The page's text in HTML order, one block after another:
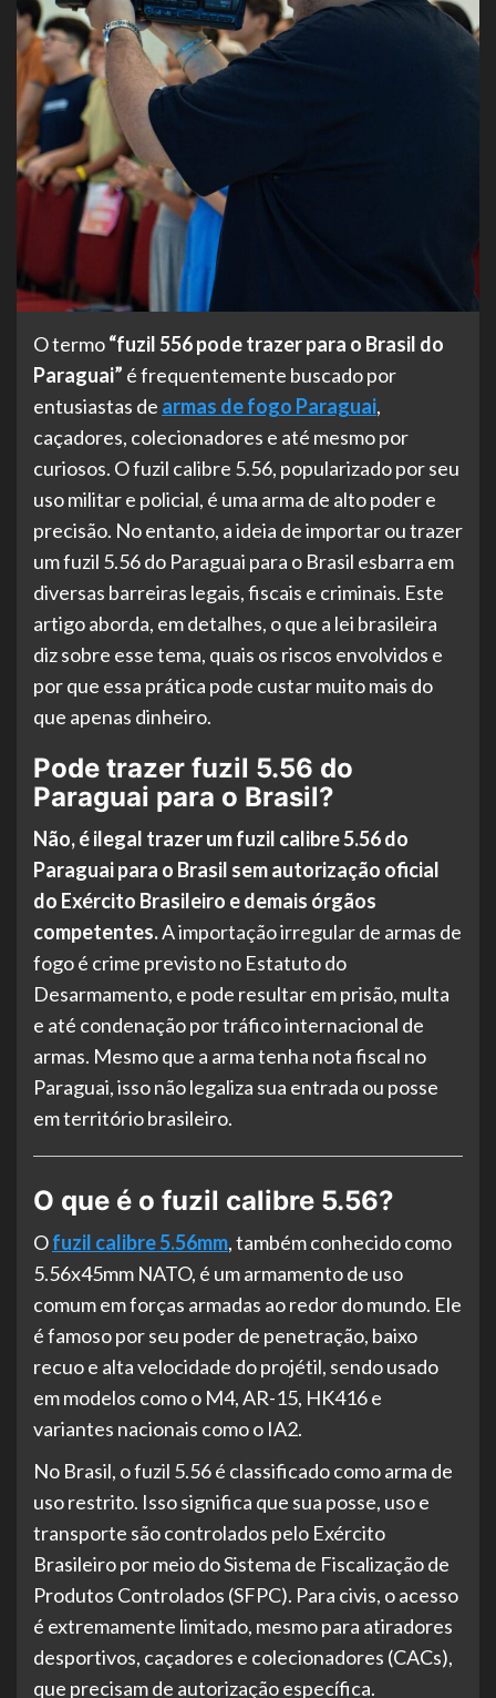
O termo“fuzil 556 pode trazer para o Brasil do
Paraguai” é frequentemente buscado por
entusiastas de armas de fogo Paraguai,
caçadores, colecionadores e até mesmo por
curiosos. O fuzil calibre 5.56, popularizado por seu
uso militar e policial, é uma arma de alto poder e
precisão. No entanto, a ideia de importar ou trazer
um fuzil 5.56 do Paraguai para o Brasil esbarra em
diversas barreiras legais, fiscais e criminais. Este
artigo aborda, em detalhes, o que a lei brasileira
diz sobre esse tema, quais os riscos envolvidos e
por que essa prática pode custar muito mais do
que apenas dinheiro.
Pode trazer fuzil 5.56 do
Paraguai para o Brasil?
Não, é ilegal trazer um fuzil calibre 5.56 do
Paraguai para o Brasil sem autorização oficial
do Exército Brasileiro e demais órgãos
competentes.A importação irregular de armas de
fogo é crime previsto no Estatuto do
Desarmamento, e pode resultar em prisão, multa
e até condenação por tráfico internacional de
armas. Mesmo que a arma tenha nota fiscal no
Paraguai, isso não legaliza sua entrada ou posse
em território brasileiro.
O que é o fuzil calibre 5.56?
Ofuzil calibre 5.56mm, também conhecido como
5.56x45mm NATO, é um armamento de uso
comum em forças armadas ao redor do mundo. Ele
é famoso por seu poder de penetração, baixo
recuo e alta velocidade do projétil, sendo usado
em modelos como o M4, AR-15, HK416 e
variantes nacionais como o IA2.
No Brasil, o fuzil 5.56 é classificado como arma de
uso restrito. Isso significa que sua posse, uso e
transporte são controlados pelo Exército
Brasileiro por meio do Sistema de Fiscalização de
Produtos Controlados (SFPC). Para civis, o acesso
é extremamente limitado, mesmo para atiradores
desportivos, caçadores e colecionadores (CACs),
que precisam de autorização específica.